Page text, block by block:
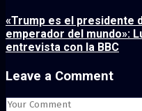
«Trump es el presidente
emperador del mundo»:
entrevista con la BBC
Leave a Comment